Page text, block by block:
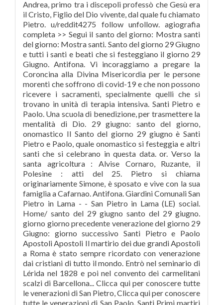
Andrea, primo tra i discepoli professò che Gesù era
il Cristo, Figlio del Dio vivente, dal quale fu chiamato
Pietro. u/reddit4275 follow unfollow. agiografia
completa >> Segui il santo del giorno: Mostra santi
del giorno: Mostra santi. Santo del giorno 29 Giugno
e tutti i santi e beati che si festeggiano il giorno 29
Giugno. Antifona. Vi incoraggiamo a pregare la
Coroncina alla Divina Misericordia per le persone
morenti che soffrono di covid-19 e che non possono
ricevere i sacramenti, specialmente quelli che si
trovano in unità di terapia intensiva. Santi Pietro e
Paolo. Una scuola di benedizione, per trasmettere la
mentalità di Dio. 29 giugno: santo del giorno,
onomastico Il Santo del giorno 29 giugno è Santi
Pietro e Paolo, quale onomastico si festeggia e altri
santi che si celebrano in questa data. or. Verso la
santa agricoltura : Alvise Cornaro, Ruzante, il
Polesine : atti del 25. Pietro si chiama
originariamente Simone, è sposato e vive con la sua
famiglia a Cafarnao. Antifona. Giardini Comunali San
Pietro in Lama - - San Pietro in Lama (LE) social.
Home/ santo del 29 giugno santo del 29 giugno.
giorno giorno precedente venerazione del giorno 29
Giugno: giorno successivo Santi Pietro e Paolo
Apostoli Apostoli Il martirio dei due grandi Apostoli
a Roma è stato sempre ricordato con venerazione
dai cristiani di tutto il mondo. Entrò nel seminario di
Lérida nel 1828 e poi nel convento dei carmelitani
scalzi di Barcellona... Clicca qui per conoscere tutte
le venerazioni di San Pietro, Clicca qui per conoscere
tutte le venerazioni di San Paolo, Santi Primi martiri